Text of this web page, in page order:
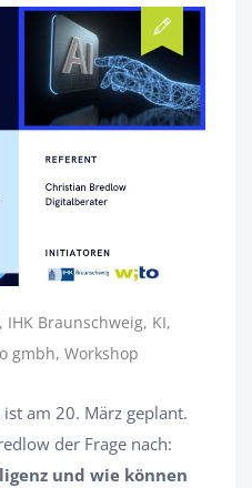
IHK Braunschweig, KI,
gmbh, Workshop
am 20. März geplant.
der Frage nach:
und wie können